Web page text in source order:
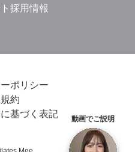
採用情報
ポリシー
約
基づく表記
動画でご説明